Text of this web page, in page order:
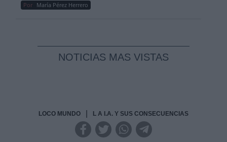
Por María Pérez Herrero
NOTICIAS MAS VISTAS
LOCO MUNDO L A I.A. Y SUS CONSECUENCIAS